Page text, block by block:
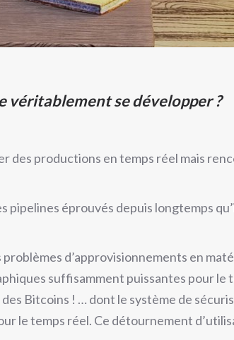
véritablement se développer ?
des productions en temps réel mais
pipelines éprouvés depuis longtemps
d’approvisionnements en
suffisamment puissantes pour le
Bitcoins ! … dont le système de
le temps réel. Ce détournement